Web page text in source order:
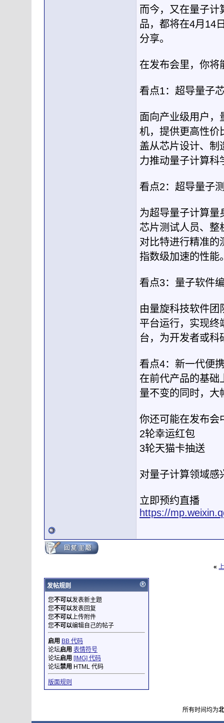
而今，又在量子计
品，都将在4月14
分享。
在发布会里，你将
看点1：超导量子
面向产业级用户，
机，提供更高性价
盖从芯片设计、制
力推动量子计算科
看点2：超导量子
为超导量子计算量
芯片测试人员、整
对比特进行精准的
指数级加速的性能
看点3：量子软件
由量旋科技软件团
平台运行，实现终
台，为开发者或科
看点4：新一代便
在前代产品的基础
量不变的同时，大
你还可能在发布会
2轮幸运红包
3轮天猫卡抽送
对量子计算领域感
立即预约直播
https://
«
发帖规则
您不可以发表新主题
您不可以发表回复
您不可以上传附件
您不可以编辑自己的帖子
启用 BB 代码
论坛启用 表情符号
论坛启用 [IMG] 代码
论坛禁用 HTML 代码
版面规则
所有时间均为